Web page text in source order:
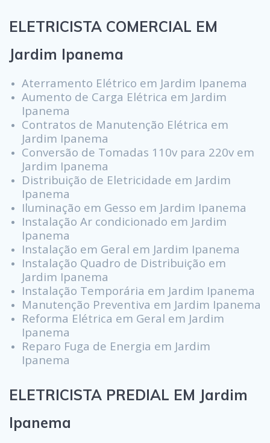
ELETRICISTA COMERCIAL EM
Jardim Ipanema
Aterramento Elétrico em Jardim Ipanema
Aumento de Carga Elétrica em Jardim
Ipanema
Contratos de Manutenção Elétrica em
Jardim Ipanema
Conversão de Tomadas 110v para 220v em
Jardim Ipanema
Distribuição de Eletricidade em Jardim
Ipanema
Iluminação em Gesso em Jardim Ipanema
Instalação Ar condicionado em Jardim
Ipanema
Instalação em Geral em Jardim Ipanema
Instalação Quadro de Distribuição em
Jardim Ipanema
Instalação Temporária em Jardim Ipanema
Manutenção Preventiva em Jardim Ipanema
Reforma Elétrica em Geral em Jardim
Ipanema
Reparo Fuga de Energia em Jardim
Ipanema
ELETRICISTA PREDIAL EM Jardim
Ipanema